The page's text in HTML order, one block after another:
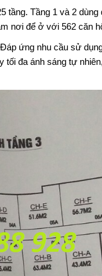
Tầng 1 và 2 dùng
nơi để ở với 562 căn
ứng nhu cầu sử
đa ánh sáng tự